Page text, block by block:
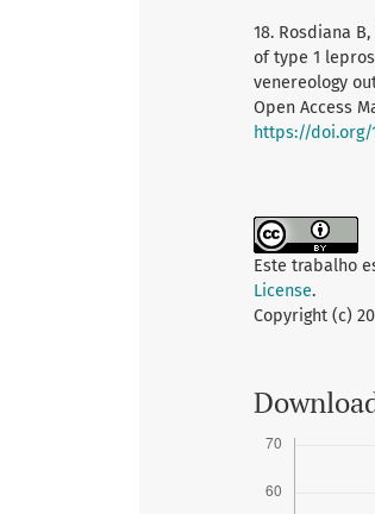
18. Rosdiana
of type 1
venereology
Open Access
https://doi.org/
Este trabalho
License.
Copyright (c)